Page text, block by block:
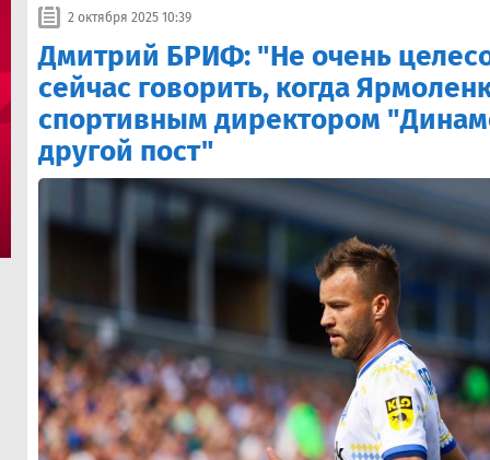
2 октября 2025 10:39
Дмитрий БРИФ: "Не очень
сейчас говорить, когда
спортивным директором
другой пост"